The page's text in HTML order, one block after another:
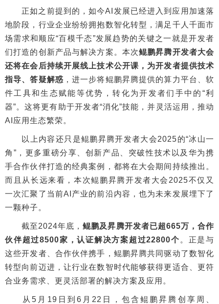
正如之前提到的，如今AI发展已经进入到应用加速落
地阶段，行业企业纷纷拥抱数智化转型，满足千人千面市
场需求和顺应“百模千态”发展趋势的关键之一就是开发者
们打造的创新产品与解决方案。本次鲲鹏昇腾开发者大会
还将在会后持续开展线上技术公开课，为开发者提供技术
指导、答疑解惑 ，进一步将鲲鹏昇腾提供的算力平台、软
件工具和生态赋能等优势，转化为开发者们手中的“利
器”。这将更有助于开发者“消化”技能，并灵活运用，推动
AI应用生态繁荣。
以上内容还只是鲲鹏昇腾开发者大会2025的“冰山一
角”，更多重磅分享、创新产品、突破性技术以及华为携
手合作伙伴打造的经典案例，都将在大会期间持续推出。
而且从长远来看，本次鲲鹏昇腾开发者大会2025不仅又
一次汇聚了当前AI产业的前沿内容，也为未来发展埋下了
一颗种子。
截至2024年底，鲲鹏及昇腾开发者已超665万，合作
伙伴超过8500家，认证解决方案超过22800个 。正是与
这些开发者、合作伙伴携手，鲲鹏昇腾共同驱动了数智化
转型向前迈进，让行业在数智时代能够获得更适合、更符
合业务需求、更灵活部署的解决方案及应用。
从5月19日到6月22日，包含鲲鹏昇腾创享周、